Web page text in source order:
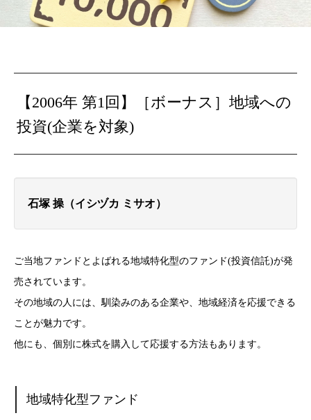
【2006年 第1回】［ボーナス］地域への
投資(企業を対象)
石塚 操（イシヅカ ミサオ）
ご当地ファンドとよばれる地域特化型のファンド(投資信託)が発
売されています。
その地域の人には、馴染みのある企業や、地域経済を応援できる
ことが魅力です。
他にも、個別に株式を購入して応援する方法もあります。
地域特化型ファンド